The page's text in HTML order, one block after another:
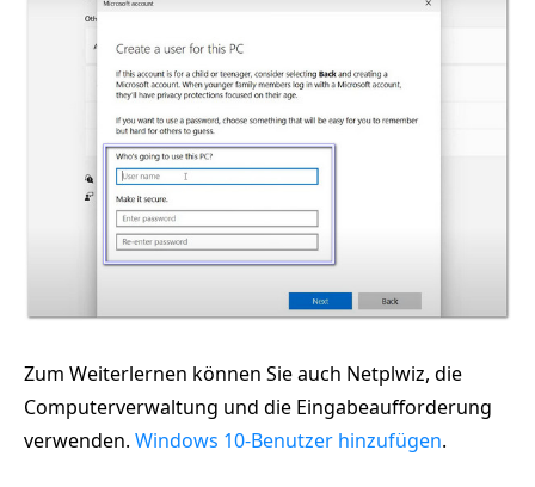
Zum Weiterlernen können Sie auch Netplwiz, die
Computerverwaltung und die Eingabeaufforderung
verwenden. Windows 10-Benutzer hinzufügen.